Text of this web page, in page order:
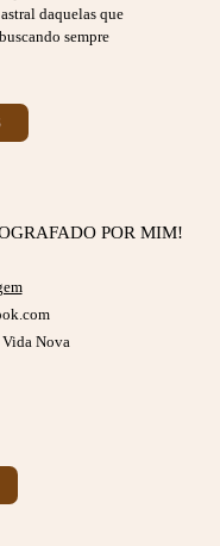
daquelas que
sempre
POR MIM!
Nova